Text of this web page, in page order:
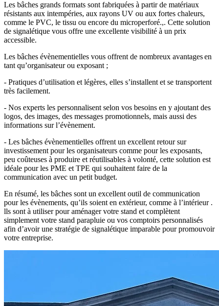
Les bâches grands formats sont fabriquées à partir de matériaux
résistants aux intempéries, aux rayons UV ou aux fortes chaleurs,
comme le PVC, le tissu ou encore du microperforé.,. Cette solution
de signalétique vous offre une excellente visibilité à un prix
accessible.
Les bâches évènementielles vous offrent de nombreux avantages en
tant qu’organisateur ou exposant ;
- Pratiques d’utilisation et légères, elles s’installent et se transportent
très facilement.
- Nos experts les personnalisent selon vos besoins en y ajoutant des
logos, des images, des messages promotionnels, mais aussi des
informations sur l’évènement.
- Les bâches évènementielles offrent un excellent retour sur
investissement pour les organisateurs comme pour les exposants,
peu coûteuses à produire et réutilisables à volonté, cette solution est
idéale pour les PME et TPE qui souhaitent faire de la
communication avec un petit budget.
En résumé, les bâches sont un excellent outil de communication
pour les évènements, qu’ils soient en extérieur, comme à l’intérieur .
lls sont à utiliser pour aménager votre stand et complètent
simplement votre stand parapluie ou vos comptoirs personnalisés
afin d’avoir une stratégie de signalétique imparable pour promouvoir
votre entreprise.